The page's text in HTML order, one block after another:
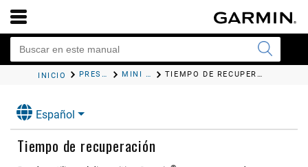
INICIO PRESENTACIÓN MINI WIDGETS TIEMPO DE RECUPERACIÓN
Español
Tiempo de recuperación